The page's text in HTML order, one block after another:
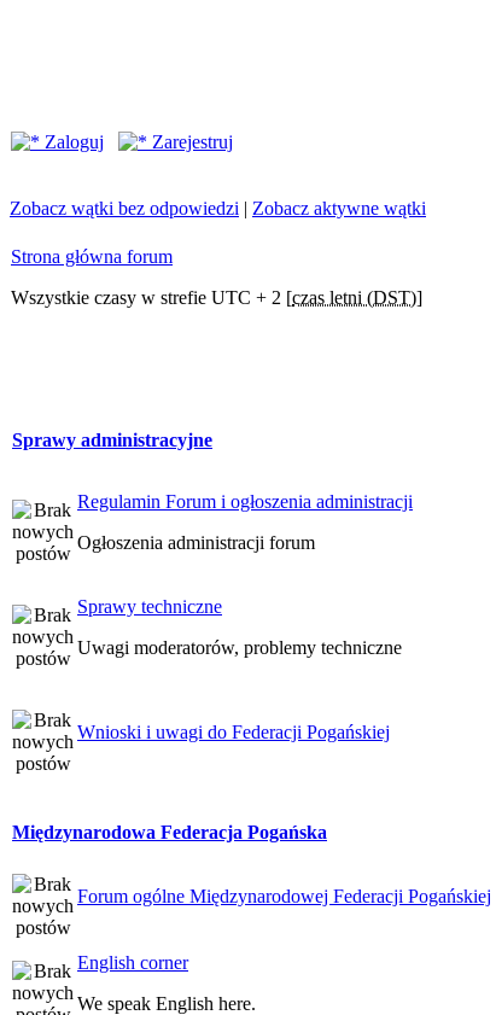
Zaloguj
Zarejestruj
Zobacz wątki bez odpowiedzi | Zobacz aktywne wątki
Strona główna forum
Wszystkie czasy w strefie UTC + 2 [czas letni (DST)]
Sprawy administracyjne
Regulamin Forum i ogłoszenia administracji
Ogłoszenia administracji forum
Sprawy techniczne
Uwagi moderatorów, problemy techniczne
Wnioski i uwagi do Federacji Pogańskiej
Międzynarodowa Federacja Pogańska
Forum ogólne Międzynarodowej Federacji Pogańskiej
English corner
We speak English here.